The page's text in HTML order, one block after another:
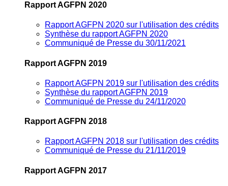
Rapport AGFPN 2020
Rapport AGFPN 2020 sur l'utilisation des crédits
Synthèse du rapport AGFPN 2020
Communiqué de Presse du 30/11/2021
Rapport AGFPN 2019
Rapport AGFPN 2019 sur l'utilisation des crédits
Synthèse du rapport AGFPN 2019
Communiqué de Presse du 24/11/2020
Rapport AGFPN 2018
Rapport AGFPN 2018 sur l'utilisation des crédits
Communiqué de Presse du 21/11/2019
Rapport AGFPN 2017